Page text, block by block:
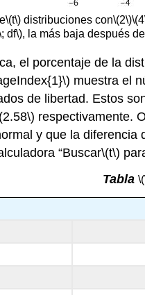
\(t\) distribuciones con\(2\)
df\), la más baja después
el porcentaje de la
muestra el
de libertad. Estos
respectivamente.
y que la
“Buscar\(t\)
Tabla